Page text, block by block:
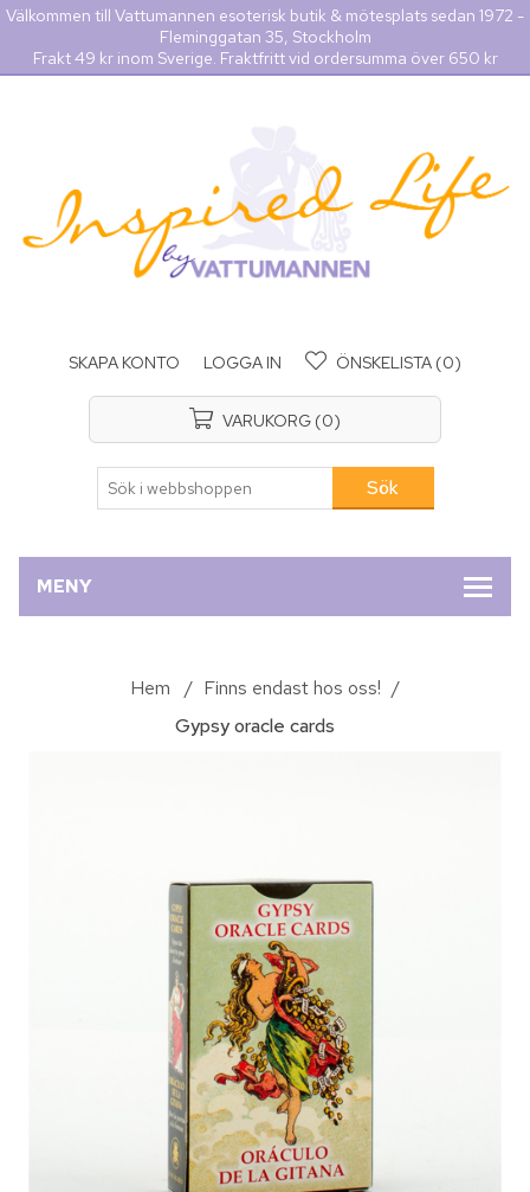
Välkommen till Vattumannen esoterisk butik & mötesplats sedan 1972 -
Fleminggatan 35, Stockholm
Frakt 49 kr inom Sverige. Fraktfritt vid ordersumma över 650 kr
SKAPA KONTO LOGGA IN ÖNSKELISTA (0)
VARUKORG (0)
MENY
Hem / Finns endast hos oss! /
Gypsy oracle cards